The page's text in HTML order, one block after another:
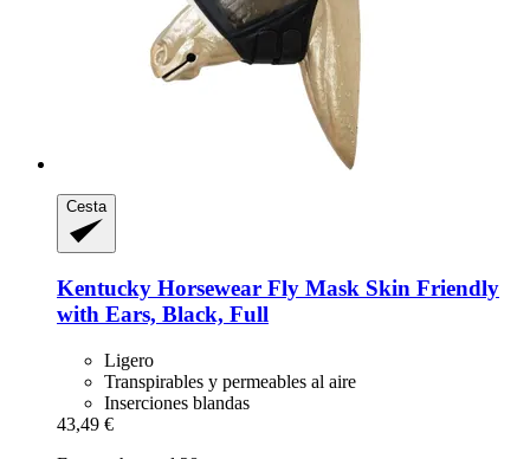
Cesta
Kentucky Horsewear Fly Mask Skin Friendly
with Ears, Black, Full
Ligero
Transpirables y permeables al aire
Inserciones blandas
43,49 €